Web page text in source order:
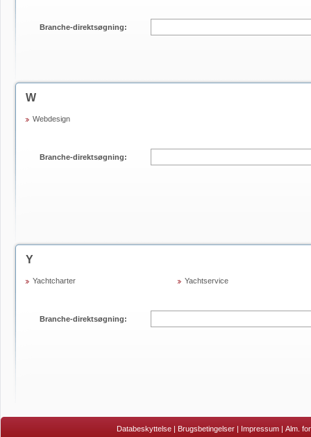
Branche-direktsøgning:
W
Webdesign
Branche-direktsøgning:
Y
Yachtcharter Yachtservice
Branche-direktsøgning:
Databeskyttelse | Brugsbetingelser | Impressum | Alm.